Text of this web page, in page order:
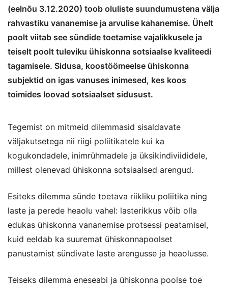
(eelnõu 3.12.2020) toob oluliste suundumustena välja
rahvastiku vananemise ja arvulise kahanemise. Ühelt
poolt viitab see sündide toetamise vajalikkusele ja
teiselt poolt tuleviku ühiskonna sotsiaalse kvaliteedi
tagamisele. Sidusa, koostöömeelse ühiskonna
subjektid on igas vanuses inimesed, kes koos
toimides loovad sotsiaalset sidusust.
Tegemist on mitmeid dilemmasid sisaldavate
väljakutsetega nii riigi poliitikatele kui ka
kogukondadele, inimrühmadele ja üksikindiviididele,
millest olenevad ühiskonna sotsiaalsed arengud.
Esiteks dilemma sünde toetava riikliku poliitika ning
laste ja perede heaolu vahel: lasterikkus võib olla
edukas ühiskonna vananemise protsessi peatamisel,
kuid eeldab ka suuremat ühiskonnapoolset
panustamist sündivate laste arengusse ja heaolusse.
Teiseks dilemma eneseabi ja ühiskonna poolse toe